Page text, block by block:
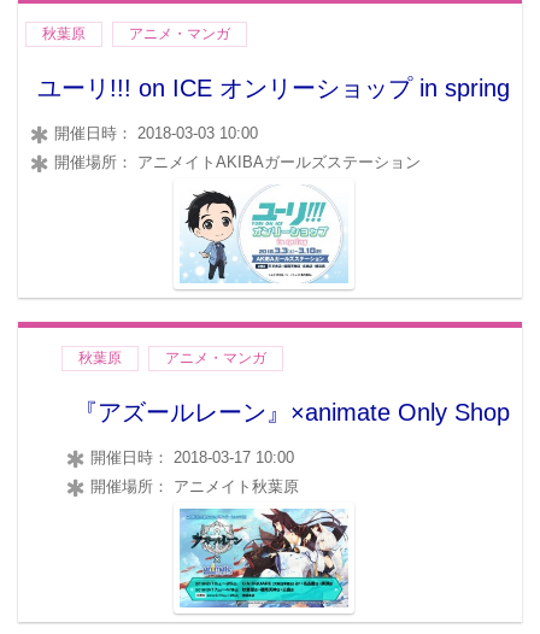
秋葉原 アニメ・マンガ
ユーリ!!! on ICE オンリーショップ in spring
開催日時： 2018-03-03 10:00
開催場所： アニメイトAKIBAガールズステーション
秋葉原 アニメ・マンガ
『アズールレーン』×animate Only Shop
開催日時： 2018-03-17 10:00
開催場所： アニメイト秋葉原